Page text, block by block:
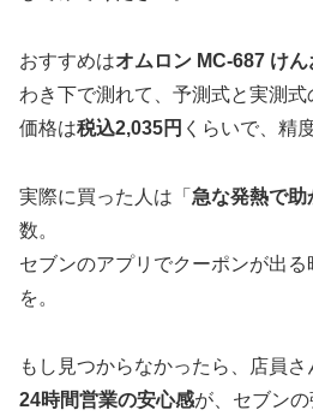
おすすめはオムロン MC-687 け
わき下で測れて、予測式と実測式
価格は税込2,035円 くらいで、精
実際に買った人は「 急な発熱で助
数。
セブンのアプリでクーポンが出
を。
もし見つからなかったら、店員さ
24時間営業の安心感が、セブンの